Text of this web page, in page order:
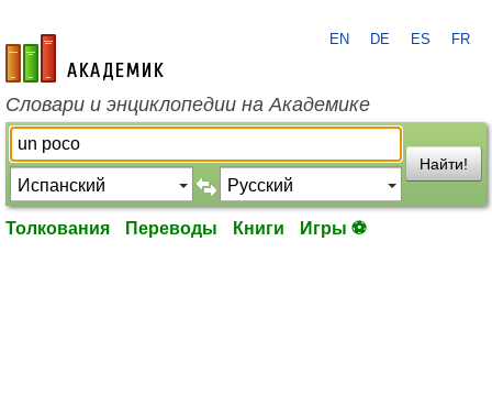
academic.ru
EN DE ES FR
Словари и энциклопедии на Академике
Найти!
Толкования Переводы Книги Игры ⚽